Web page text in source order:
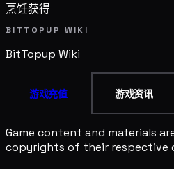
烹饪获得
BITTOPUP WIKI
BitTopup Wiki
游戏充值 游戏资讯
Game content and materials
copyrights of their respective